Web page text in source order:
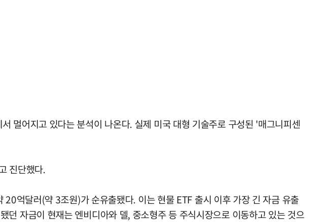
멀어지고 있다는 분석이 나온다. 실제 미국 대형 기술주로 구성된 '매그니피센
진단했다.
억달러(약 3조원)가 순유출됐다. 이는 현물 ETF 출시 이후 가장 긴 자금 유출
자금이 현재는 엔비디아와 델, 중소형주 등 주식시장으로 이동하고 있는 것으